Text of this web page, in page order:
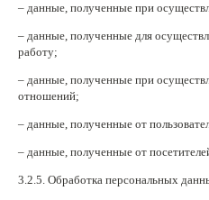
– данные, полученные при
– данные, полученные для
работу;
– данные, полученные при
отношений;
– данные, полученные от
– данные, полученные от
3.2.5. Обработка персональных